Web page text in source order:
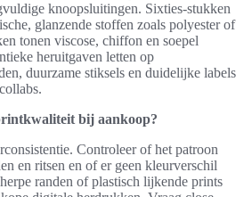
knoopsluitingen. Sixties-stukken
glanzende stoffen zoals polyester of
tonen viscose, chiffon en soepel
heruitgaven letten op
duurzame stiksels en duidelijke labels
bij aankoop?
Controleer of het patroon
en ritsen en of er geen kleurverschil
randen of plastisch lijkende prints